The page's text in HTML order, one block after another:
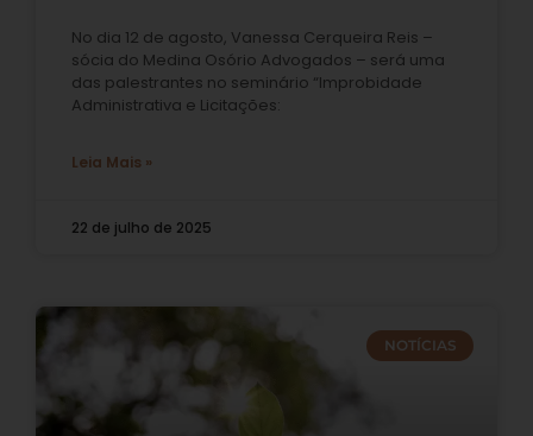
No dia 12 de agosto, Vanessa Cerqueira Reis –
sócia do Medina Osório Advogados – será uma
das palestrantes no seminário “Improbidade
Administrativa e Licitações:
Leia Mais »
22 de julho de 2025
NOTÍCIAS